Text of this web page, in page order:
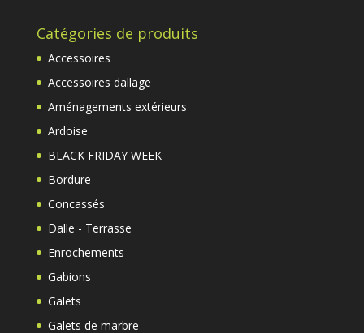
Catégories de produits
Accessoires
Accessoires dallage
Aménagements extérieurs
Ardoise
BLACK FRIDAY WEEK
Bordure
Concassés
Dalle - Terrasse
Enrochements
Gabions
Galets
Galets de marbre